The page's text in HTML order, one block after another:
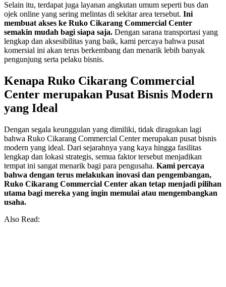
Selain itu, terdapat juga layanan angkutan umum seperti bus dan
ojek online yang sering melintas di sekitar area tersebut. Ini
membuat akses ke Ruko Cikarang Commercial Center
semakin mudah bagi siapa saja. Dengan sarana transportasi yang
lengkap dan aksesibilitas yang baik, kami percaya bahwa pusat
komersial ini akan terus berkembang dan menarik lebih banyak
pengunjung serta pelaku bisnis.
Kenapa Ruko Cikarang Commercial
Center merupakan Pusat Bisnis Modern
yang Ideal
Dengan segala keunggulan yang dimiliki, tidak diragukan lagi
bahwa Ruko Cikarang Commercial Center merupakan pusat bisnis
modern yang ideal. Dari sejarahnya yang kaya hingga fasilitas
lengkap dan lokasi strategis, semua faktor tersebut menjadikan
tempat ini sangat menarik bagi para pengusaha. Kami percaya
bahwa dengan terus melakukan inovasi dan pengembangan,
Ruko Cikarang Commercial Center akan tetap menjadi pilihan
utama bagi mereka yang ingin memulai atau mengembangkan
usaha.
Also Read: